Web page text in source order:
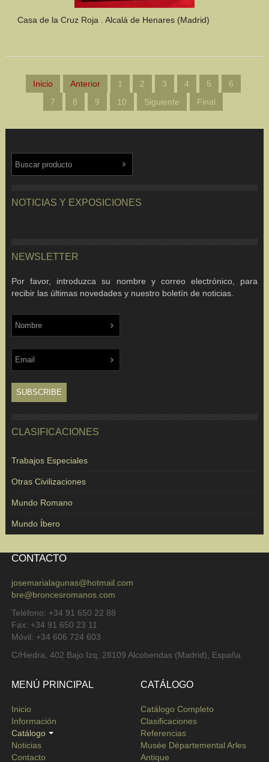
Casa de la Cruz Roja . Alcalá de Henares (Madrid)
Inicio Anterior 1 2 3 4 5
6
7
8 9 10 Siguiente Final
NOTICIAS Y EXPOSICIONES
NEWSLETTER
Por favor, introduzca su nombre y correo electrónico, para
recibir las últimas novedades y nuestro boletín de noticias.
CLASIFICACIONES
Trabajos Especiales
Otras Civilizaciones
Mundo Romano
Mundo Íbero
CONTACTO
josemarialagunas@hotmail.com
bre@broncesromanos.com
Teléfono: +34 91 650 22 88
Fax: +34 91 650 23 11
Móvil: +34 606 724 603
C/Hiedra, 402 Bajo Izq, 28109 Alcobendas (Madrid), España
MENÚ PRINCIPAL
Inicio
Información
Catálogo
Noticias
Contacto
CATÁLOGO
Catálogo Completo
Clasificaciones
Referencias
Musée Départemental Arles
Antique